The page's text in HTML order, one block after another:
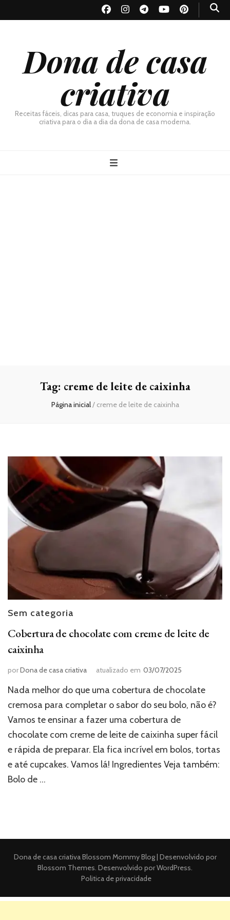
Dona de casa
criativa
Receitas fáceis, dicas para casa, truques de economia e inspiração
criativa para o dia a dia da dona de casa moderna.
Tag: creme de leite de caixinha
Página inicial/ creme de leite de caixinha
Sem categoria
Cobertura de chocolate com creme de leite de
caixinha
porDona de casa criativa atualizado em 03/07/2025
Nada melhor do que uma cobertura de chocolate
cremosa para completar o sabor do seu bolo, não é?
Vamos te ensinar a fazer uma cobertura de
chocolate com creme de leite de caixinha super fácil
e rápida de preparar. Ela fica incrível em bolos, tortas
e até cupcakes. Vamos lá! Ingredientes Veja também:
Bolo de …
Dona de casa criativaBlossom Mommy Blog | Desenvolvido por
Blossom Themes. Desenvolvido porWordPress.
Politica de privacidade